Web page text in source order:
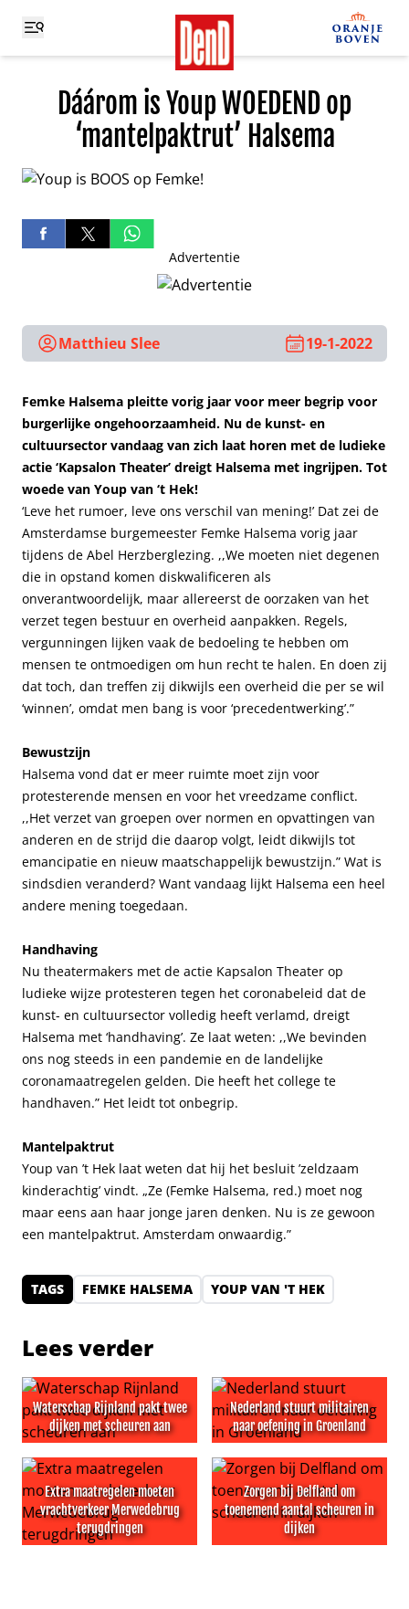
Dáárom is Youp WOEDEND op
‘mantelpaktrut’ Halsema
Advertentie
Matthieu Slee 19-1-2022
Femke Halsema pleitte vorig jaar voor meer begrip voor
burgerlijke ongehoorzaamheid. Nu de kunst- en
cultuursector vandaag van zich laat horen met de ludieke
actie ‘Kapsalon Theater’ dreigt Halsema met ingrijpen. Tot
woede van Youp van ‘t Hek!
‘Leve het rumoer, leve ons verschil van mening!’ Dat zei de
Amsterdamse burgemeester Femke Halsema vorig jaar
tijdens de Abel Herzberglezing. ,,We moeten niet degenen
die in opstand komen diskwalificeren als
onverantwoordelijk, maar allereerst de oorzaken van het
verzet tegen bestuur en overheid aanpakken. Regels,
vergunningen lijken vaak de bedoeling te hebben om
mensen te ontmoedigen om hun recht te halen. En doen zij
dat toch, dan treffen zij dikwijls een overheid die per se wil
‘winnen’, omdat men bang is voor ‘precedentwerking’.”
Bewustzijn
Halsema vond dat er meer ruimte moet zijn voor
protesterende mensen en voor het vreedzame conflict.
,,Het verzet van groepen over normen en opvattingen van
anderen en de strijd die daarop volgt, leidt dikwijls tot
emancipatie en nieuw maatschappelijk bewustzijn.” Wat is
sindsdien veranderd? Want vandaag lijkt Halsema een heel
andere mening toegedaan.
Handhaving
Nu theatermakers met de actie Kapsalon Theater op
ludieke wijze protesteren tegen het coronabeleid dat de
kunst- en cultuursector volledig heeft verlamd, dreigt
Halsema met ‘handhaving’. Ze laat weten: ,,We bevinden
ons nog steeds in een pandemie en de landelijke
coronamaatregelen gelden. Die heeft het college te
handhaven.” Het leidt tot onbegrip.
Mantelpaktrut
Youp van ’t Hek laat weten dat hij het besluit ’zeldzaam
kinderachtig’ vindt. „Ze (Femke Halsema, red.) moet nog
maar eens aan haar jonge jaren denken. Nu is ze gewoon
een mantelpaktrut. Amsterdam onwaardig.”
TAGS FEMKE HALSEMA YOUP VAN 'T HEK
Lees verder
Waterschap Rijnland pakt twee
dijken met scheuren aan
Waterschap Rijnland pakt twee dijken met scheuren aan
Nederland stuurt militairen
naar oefening in Groenland
Nederland stuurt militairen
Extra maatregelen moeten
vrachtverkeer Merwedebrug
terugdringen
Zorgen bij Delfland om
toenemend aantal scheuren in
dijken